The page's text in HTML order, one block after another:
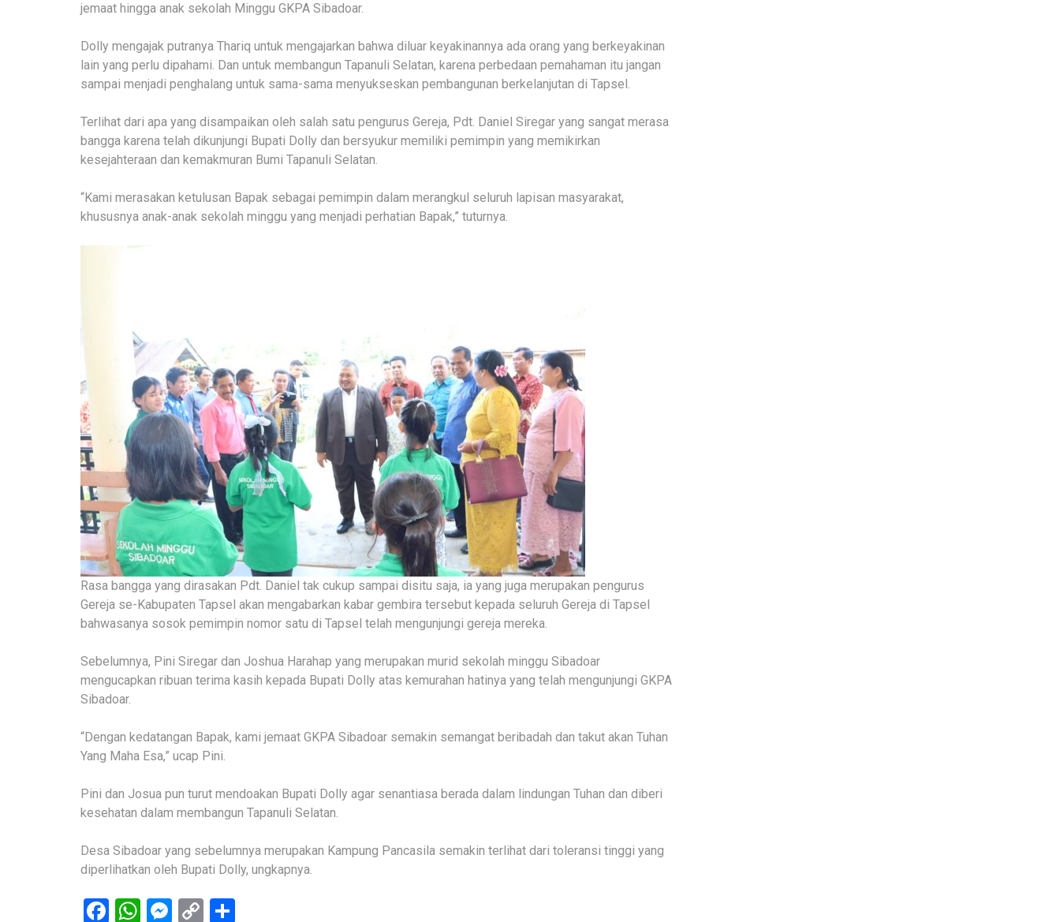
jemaat hingga anak sekolah Minggu GKPA Sibadoar.
Dolly mengajak putranya Thariq untuk mengajarkan bahwa diluar keyakinannya ada orang yang berkeyakinan
lain yang perlu dipahami. Dan untuk membangun Tapanuli Selatan, karena perbedaan pemahaman itu jangan
sampai menjadi penghalang untuk sama-sama menyukseskan pembangunan berkelanjutan di Tapsel.
Terlihat dari apa yang disampaikan oleh salah satu pengurus Gereja, Pdt. Daniel Siregar yang sangat merasa
bangga karena telah dikunjungi Bupati Dolly dan bersyukur memiliki pemimpin yang memikirkan
kesejahteraan dan kemakmuran Bumi Tapanuli Selatan.
“Kami merasakan ketulusan Bapak sebagai pemimpin dalam merangkul seluruh lapisan masyarakat,
khususnya anak-anak sekolah minggu yang menjadi perhatian Bapak,” tuturnya.
Rasa bangga yang dirasakan Pdt. Daniel tak cukup sampai disitu saja, ia yang juga merupakan pengurus
Gereja se-Kabupaten Tapsel akan mengabarkan kabar gembira tersebut kepada seluruh Gereja di Tapsel
bahwasanya sosok pemimpin nomor satu di Tapsel telah mengunjungi gereja mereka.
Sebelumnya, Pini Siregar dan Joshua Harahap yang merupakan murid sekolah minggu Sibadoar
mengucapkan ribuan terima kasih kepada Bupati Dolly atas kemurahan hatinya yang telah mengunjungi GKPA
Sibadoar.
“Dengan kedatangan Bapak, kami jemaat GKPA Sibadoar semakin semangat beribadah dan takut akan Tuhan
Yang Maha Esa,” ucap Pini.
Pini dan Josua pun turut mendoakan Bupati Dolly agar senantiasa berada dalam lindungan Tuhan dan diberi
kesehatan dalam membangun Tapanuli Selatan.
Desa Sibadoar yang sebelumnya merupakan Kampung Pancasila semakin terlihat dari toleransi tinggi yang
diperlihatkan oleh Bupati Dolly, ungkapnya.
Facebook
WhatsApp
Messenger
Copy